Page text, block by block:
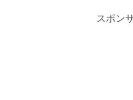
スポン